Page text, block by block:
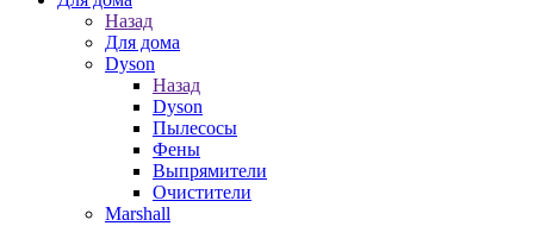
Назад
Для дома
Dyson
Назад
Dyson
Пылесосы
Фены
Выпрямители
Очистители
Marshall